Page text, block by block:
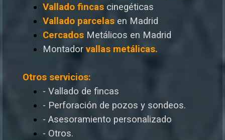
Vallado fincas cinegéticas
Vallado parcelas en Madrid
Cercados Metálicos en Madrid
Montador vallas metálicas.
Otros servicios:
- Vallado de fincas
- Perforación de pozos y sondeos.
- Asesoramiento personalizado
- Otros.